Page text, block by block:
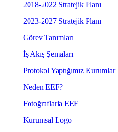
2018-2022 Stratejik Planı
2023-2027 Stratejik Planı
Görev Tanımları
İş Akış Şemaları
Protokol Yaptığımız Kurumlar
Neden EEF?
Fotoğraflarla EEF
Kurumsal Logo